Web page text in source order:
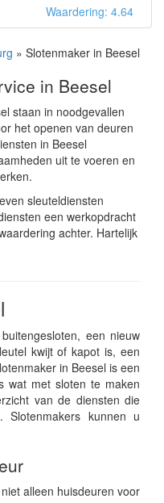
Waardering: 4.64
» Slotenmaker in Beesel
in Beesel
staan in noodgevallen
het openen van deuren
in Beesel
uit te voeren en
sleuteldiensten
een werkopdracht
achter. Hartelijk
een nieuw
kwijt of kapot is, een
in Beesel is een
wat met sloten te maken
van de diensten die
kunnen u
alleen huisdeuren voor